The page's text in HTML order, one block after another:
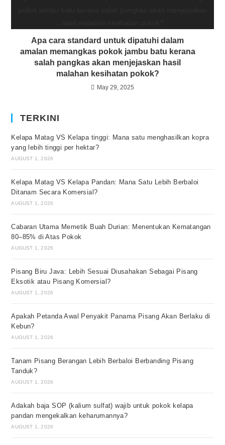
Apa cara standard untuk dipatuhi dalam
amalan memangkas pokok jambu batu kerana
salah pangkas akan menjejaskan hasil
malahan kesihatan pokok?
May 29, 2025
TERKINI
Kelapa Matag VS Kelapa tinggi: Mana satu menghasilkan kopra
yang lebih tinggi per hektar?
AUGUST 1, 2026
Kelapa Matag VS Kelapa Pandan: Mana Satu Lebih Berbaloi
Ditanam Secara Komersial?
AUGUST 1, 2026
Cabaran Utama Memetik Buah Durian: Menentukan Kematangan
80–85% di Atas Pokok
AUGUST 1, 2026
Pisang Biru Java: Lebih Sesuai Diusahakan Sebagai Pisang
Eksotik atau Pisang Komersial?
AUGUST 1, 2026
Apakah Petanda Awal Penyakit Panama Pisang Akan Berlaku di
Kebun?
AUGUST 1, 2026
Tanam Pisang Berangan Lebih Berbaloi Berbanding Pisang
Tanduk?
AUGUST 1, 2026
Adakah baja SOP (kalium sulfat) wajib untuk pokok kelapa
pandan mengekalkan keharumannya?
AUGUST 1, 2026